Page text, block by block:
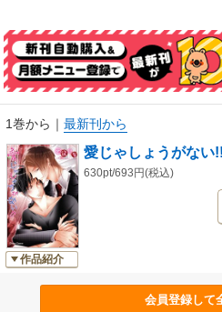
粋無垢な箱入り息子の密(みつ)が、ク
解きをされていて!? エロ可愛いご主人
1巻から ｜ 最新刊から
作品紹介
愛じゃしょうがない!!
630pt/693円(税込)
会員登録して